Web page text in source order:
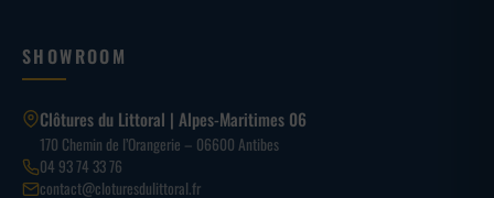
SHOWROOM
Clôtures du Littoral | Alpes-Maritimes 06
170 Chemin de l’Orangerie – 06600 Antibes
04 93 74 33 76
contact@cloturesdulittoral.fr